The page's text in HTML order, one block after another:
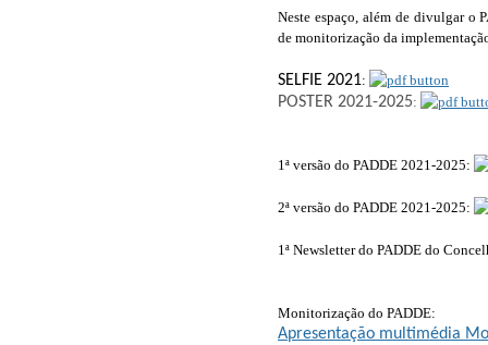
Neste espaço, além de divulgar o
de monitorização da
SELFIE 2021:
POSTER 2021-2025:
1ª versão do PADDE 2021-2025:
2ª versão do PADDE 2021-2025:
1ª Newsletter do PADDE do
Monitorização do PADDE:
Apresentação multimédia